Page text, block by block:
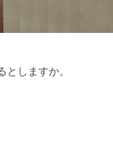
しますか。